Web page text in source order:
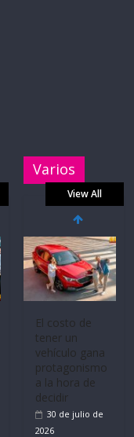
Varios
View All
El costo de
tener un
vehículo gana
protagonismo
a la hora de
decidir
30 de julio de
2026